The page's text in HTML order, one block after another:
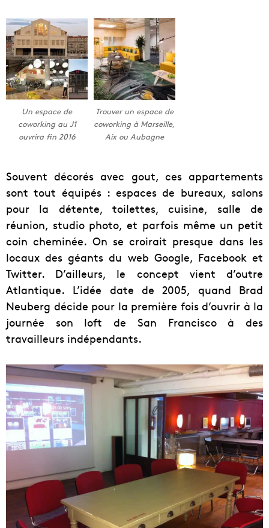
Un espace de
coworking au J1
ouvrira fin 2016
Trouver un espace de
coworking à Marseille,
Aix ou Aubagne
Souvent décorés avec gout, ces appartements
sont tout équipés : espaces de bureaux, salons
pour la détente, toilettes, cuisine, salle de
réunion, studio photo, et parfois même un petit
coin cheminée. On se croirait presque dans les
locaux des géants du web Google, Facebook et
Twitter. D’ailleurs, le concept vient d’outre
Atlantique. L’idée date de 2005, quand Brad
Neuberg décide pour la première fois d’ouvrir à la
journée son loft de San Francisco à des
travailleurs indépendants.